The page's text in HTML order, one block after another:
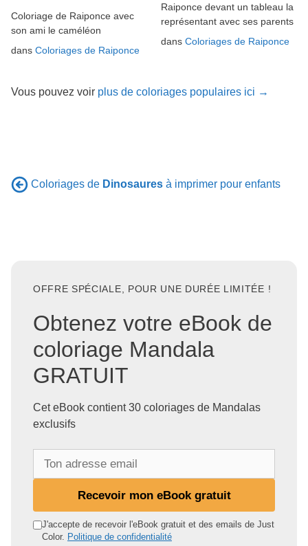
Coloriage de Raiponce avec
son ami le caméléon
dans Coloriages de Raiponce
Raiponce devant un tableau la
représentant avec ses parents
dans Coloriages de Raiponce
Vous pouvez voir plus de coloriages populaires ici →
Coloriages de Dinosaures à imprimer pour enfants
OFFRE SPÉCIALE, POUR UNE DURÉE LIMITÉE !
Obtenez votre eBook de
coloriage Mandala
GRATUIT
Cet eBook contient 30 coloriages de Mandalas
exclusifs
d
Recevoir mon eBook gratuit
J'accepte de recevoir l'eBook gratuit et des emails de Just
Color. Politique de confidentialité